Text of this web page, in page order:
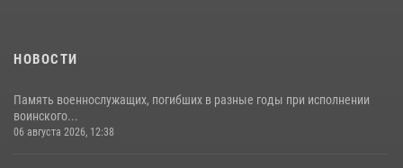
НОВОСТИ
Память военнослужащих, погибших в разные годы при исполнении
воинского...
06 августа 2026, 12:38